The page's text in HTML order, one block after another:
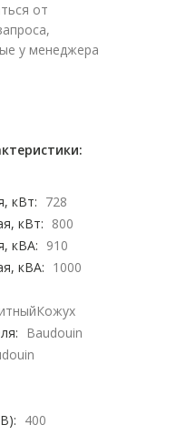
от
у менеджера
кВт: 728
кВт: 800
кВА: 910
кВА: 1000
Baudouin
400